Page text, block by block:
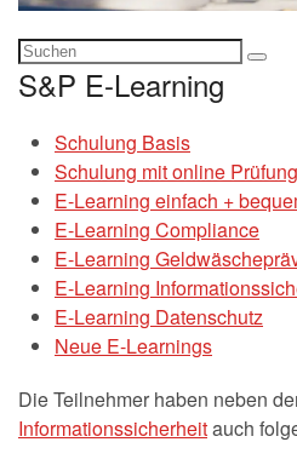
S&P E-Learning
Schulung Basis
Schulung mit online Prüfung
E-Learning einfach +
E-Learning Compliance
E-Learning
E-Learning
E-Learning Datenschutz
Neue E-Learnings
Die Teilnehmer haben neben
Informationssicherheitauch